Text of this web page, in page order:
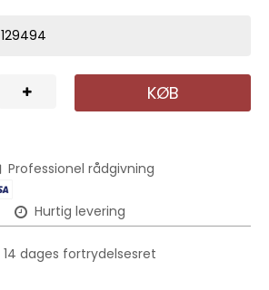
129494
KØB
Professionel rådgivning
Hurtig levering
14 dages fortrydelsesret